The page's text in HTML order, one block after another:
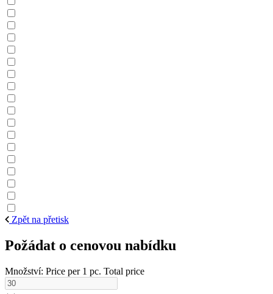
Zpět na přetisk
Požádat o cenovou nabídku
Množství: Price per 1 pc. Total price